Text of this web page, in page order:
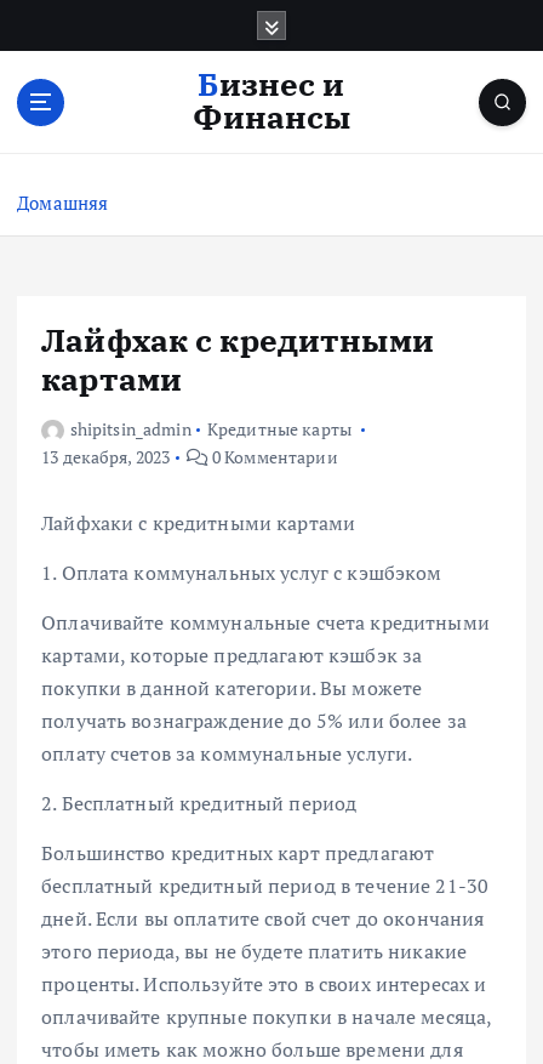
с
Бизнес и
Финансы
Домашняя
Лайфхак с кредитными
картами
shipitsin_admin
Кредитные карты
13 декабря, 2023
0 Комментарии
Лайфхаки с кредитными картами
1. Оплата коммунальных услуг с кэшбэком
Оплачивайте коммунальные счета кредитными
картами, которые предлагают кэшбэк за
покупки в данной категории. Вы можете
получать вознаграждение до 5% или более за
оплату счетов за коммунальные услуги.
2. Бесплатный кредитный период
Большинство кредитных карт предлагают
бесплатный кредитный период в течение 21-30
дней. Если вы оплатите свой счет до окончания
этого периода, вы не будете платить никакие
проценты. Используйте это в своих интересах и
оплачивайте крупные покупки в начале месяца,
чтобы иметь как можно больше времени для